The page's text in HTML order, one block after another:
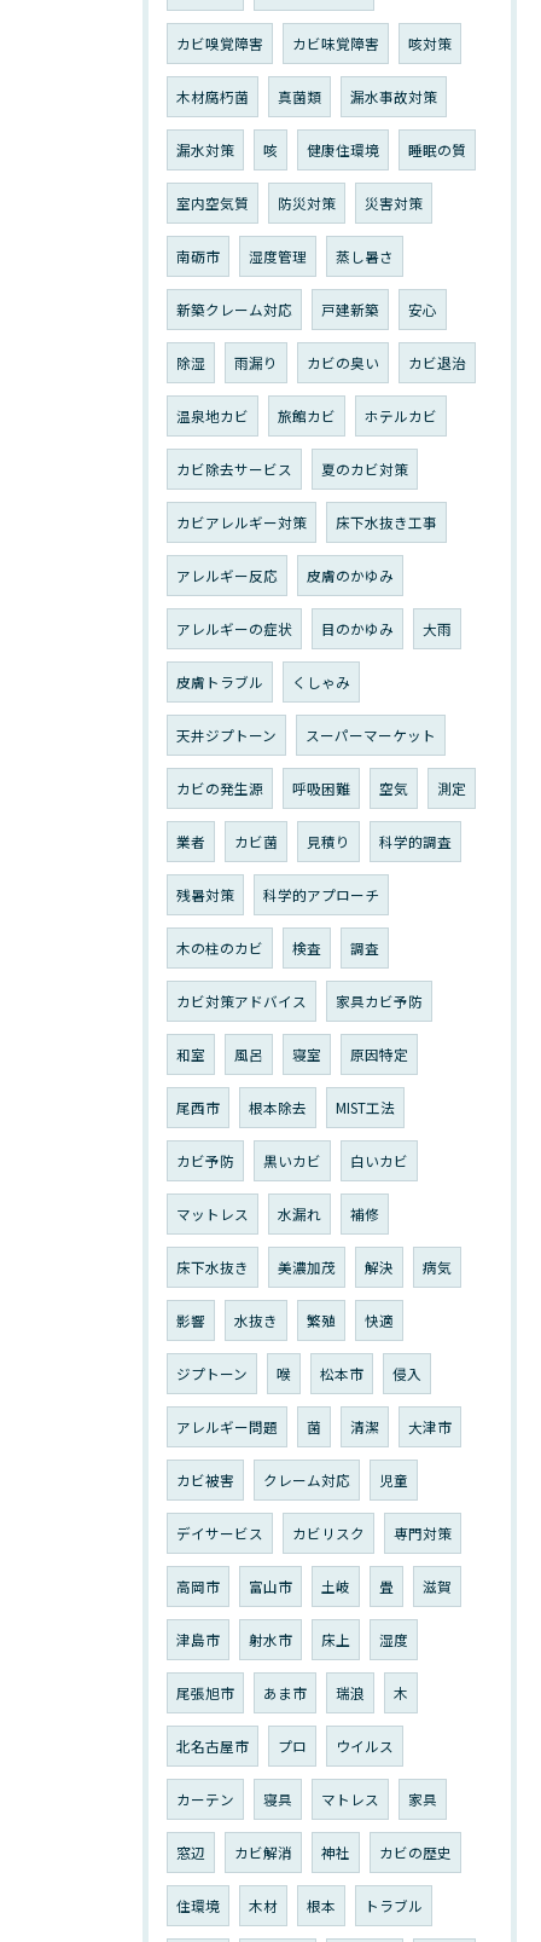
カビ嗅覚障害 カビ味覚障害 咳対策
木材腐朽菌 真菌類 漏水事故対策
漏水対策 咳 健康住環境 睡眠の質
室内空気質 防災対策 災害対策
南砺市 湿度管理 蒸し暑さ
新築クレーム対応 戸建新築 安心
除湿 雨漏り カビの臭い カビ退治
温泉地カビ 旅館カビ ホテルカビ
カビ除去サービス 夏のカビ対策
カビアレルギー対策 床下水抜き工事
アレルギー反応 皮膚のかゆみ
アレルギーの症状 目のかゆみ 大雨
皮膚トラブル くしゃみ
天井ジプトーン スーパーマーケット
カビの発生源 呼吸困難 空気 測定
業者 カビ菌 見積り 科学的調査
残暑対策 科学的アプローチ
木の柱のカビ 検査 調査
カビ対策アドバイス 家具カビ予防
和室 風呂 寝室 原因特定
尾西市 根本除去 MIST工法
カビ予防 黒いカビ 白いカビ
マットレス 水漏れ 補修
床下水抜き 美濃加茂 解決 病気
影響 水抜き 繁殖 快適
ジプトーン 喉 松本市 侵入
アレルギー問題 菌 清潔 大津市
カビ被害 クレーム対応 児童
デイサービス カビリスク 専門対策
高岡市 富山市 土岐 畳 滋賀
津島市 射水市 床上 湿度
尾張旭市 あま市 瑞浪 木
北名古屋市 プロ ウイルス
カーテン 寝具 マトレス 家具
窓辺 カビ解消 神社 カビの歴史
住環境 木材 根本 トラブル